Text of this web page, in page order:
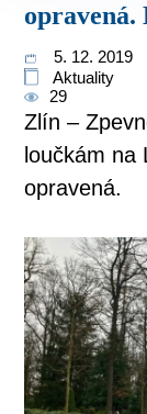
opravená.
5. 12. 2019
Aktuality
29
Zlín –
loučkám na
opravená.